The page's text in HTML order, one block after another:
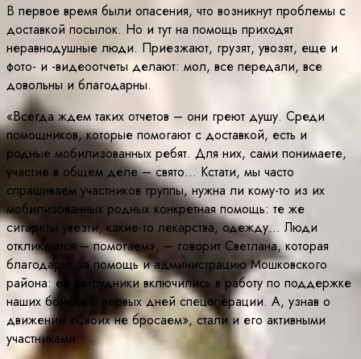
В первое время были опасения, что возникнут проблемы с
доставкой посылок. Но и тут на помощь приходят
неравнодушные люди. Приезжают, грузят, увозят, еще и
фото- и -видеоотчеты делают: мол, все передали, все
довольны и благодарны.
«Всегда ждем таких отчетов – они греют душу. Среди
помощников, которые помогают с доставкой, есть и
родные мобилизованных ребят. Для них, сами понимаете,
участие в общем деле – свято… Кстати, мы часто
спрашиваем участников группы, нужна ли кому-то из их
мобилизованных родных конкретная помощь: те же
сигареты увезти, какие-то лекарства, одежду… Люди
откликаются – помогаем», – говорит Светлана, которая
благодарит за помощь и администрацию Мошковского
района: ее сотрудники включились в работу по поддержке
наших бойцов с первых дней спецоперации. А, узнав о
движении «Своих не бросаем», стали и его активными
участниками.